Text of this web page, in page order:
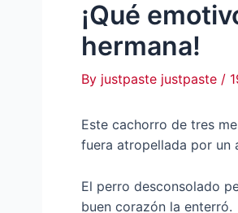
¡Qué
hermana!
By justpaste justpaste /
Este cachorro de tres
fuera atropellada por un
El perro desconsolado
buen corazón la enterró.